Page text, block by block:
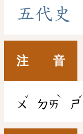
五代 史
注 音
ㄨ
ˇ
ㄉㄞ
ˋ
ㄕ
ˇ